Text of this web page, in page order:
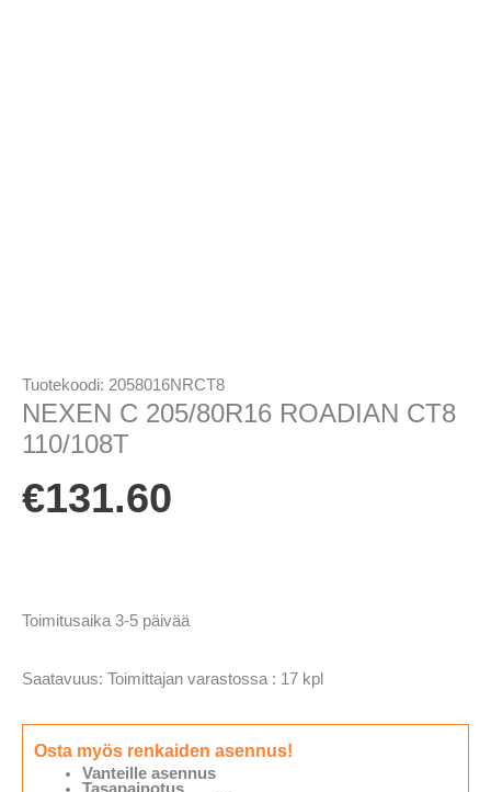
Tuotekoodi: 2058016NRCT8
NEXEN C 205/80R16 ROADIAN CT8
110/108T
€131.60
Toimitusaika 3-5 päivää
Saatavuus: Toimittajan varastossa : 17 kpl
Osta myös renkaiden asennus!
Vanteille asennus